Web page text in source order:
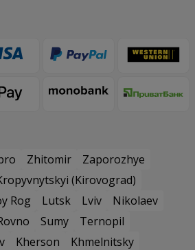
Zhitomir
Zaporozhye
(Kirovograd)
Rog Lutsk Lviv
Nikolaev
Sumy
Ternopil
Kherson
Khmelnitsky